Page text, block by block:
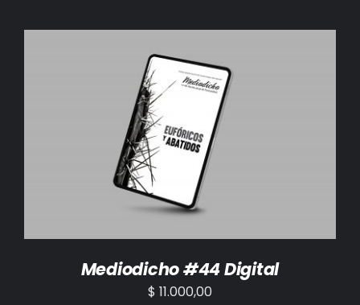
AÑADIR AL CARRITO /
Mediodicho #44 Digital
$ 11.000,00